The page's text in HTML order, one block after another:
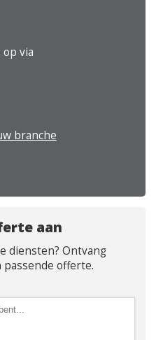
via
branche
aan
diensten? Ontvang
passende offerte.